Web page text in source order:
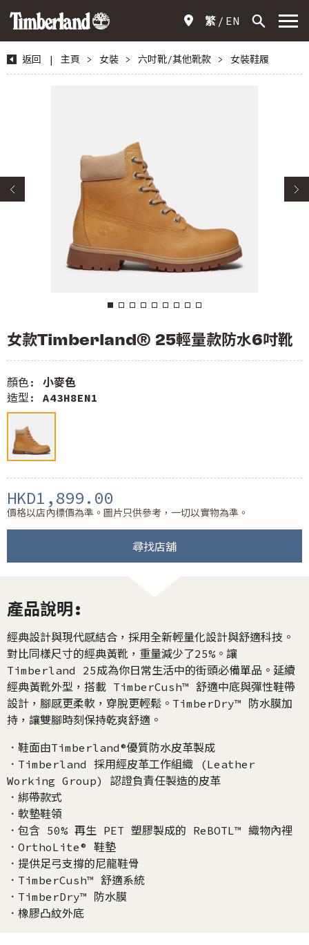
繁 EN
返回 | 主頁 > 女裝 > 六吋靴/其他靴款 > 女裝鞋履
女款Timberland® 25輕量款防水6吋靴
顏色: 小麥色
造型: A43H8EN1
HKD1,899.00
價格以店內標價為準。圖片只供參考，一切以實物為準。
尋找店舖
產品說明:
經典設計與現代感結合，採用全新輕量化設計與舒適科技。
對比同樣尺寸的經典黃靴，重量減少了25%。讓
Timberland 25成為你日常生活中的街頭必備單品。延續
經典黃靴外型，搭載 TimberCush™ 舒適中底與彈性鞋帶
設計，腳感更柔軟，穿脫更輕鬆。TimberDry™ 防水膜加
持，讓雙腳時刻保持乾爽舒適。
．鞋面由Timberland®優質防水皮革製成
．Timberland 採用經皮革工作組織 (Leather
Working Group) 認證負責任製造的皮革
．綁帶款式
．軟墊鞋領
．包含 50% 再生 PET 塑膠製成的 ReBOTL™ 織物內裡
．OrthoLite® 鞋墊
．提供足弓支撐的尼龍鞋骨
．TimberCush™ 舒適系統
．TimberDry™ 防水膜
．橡膠凸紋外底